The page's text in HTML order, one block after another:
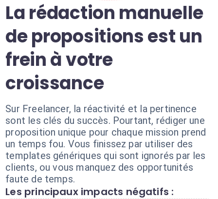
La rédaction manuelle
de propositions est un
frein à votre
croissance
Sur Freelancer, la réactivité et la pertinence
sont les clés du succès. Pourtant, rédiger une
proposition unique pour chaque mission prend
un temps fou. Vous finissez par utiliser des
templates génériques qui sont ignorés par les
clients, ou vous manquez des opportunités
faute de temps.
Les principaux impacts négatifs :